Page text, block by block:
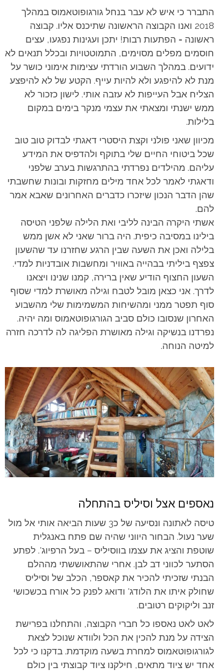
התברר כי איש לא עבר בנחל גורגופוטאמוס במהלך
2018 ואנו הקבוצה הראשונה שתיכנס אליו. קבוצה
ראשונה = הפתעות רבות! יתכן ועגינות נפגעו, עצים
חוסמים מפלים מסוימים, התמוטטויות ובכלל תנאים לא
ידועים. במהלך השבוע הורדתי עצימות אימוני כושר על
מנת לא להיפגע ולא להיות עייף. הקטע של לא להיפצע
הצליח אבל העייפות לא עזבה אותי. לישון כזכור לא
ממש ישנתי ומצאתי את עצמי מנקר בימים במקום
בלילות.
מכיוון שאני פולני וקצת היסטרי דאגתי לבדוק טוב טוב
שכל ביטוחי החיים שלי בתוקף ולהדפיס את המידע
עליהם. מהילדים נפרדתי בהתרגשות בערב שלפני
ודאגתי לאמר לכל אחד מילים מחזקות ובונות שחשבתי
שהן הדבר הנכון שיזכרו כדברים האחרונים שאבא אמר
להם.
אשתי היקרה הבינה לליבי ואת הלילה שלפני הטיסה
בילינו במסיבה כיפית. היה ברור שאני לא אשן ממש
בלילה ואכן את השעה שבין הרגע שחזרנו עד שהשעון
צפצף ביליתי בבהייה באוויר ומחשבות אובדניות למדי.
השעון החצוף הודיע שאין ברירה, קמנו שנינו ויצאנו
לדרך. אני כצאן מובל לטבח וגילה מאושרת למדי שסוף
סוף תפטר ממני ומהשיחות המשמימות שלי מהשבוע
האחרון שנסובו כולם סביב הגורגופוטאמוס ומה יהיה.
נפרדנו בנשיקה וגילה מאושרת הפליגה לה לדרכה חזרה
למיטה הנוחה.
נאספים אצל וסיליס בהתחלה
טיסה לאתונה ונסיעה של כ3 שעות הביאה אותי אל מול
שער נעול. הבחור היווני שהיה שם פתח באנגלית
שוטפת והציג את עצמו בווסיליס – בעל הרפיוג'. לפתע
הסתער לכווני דב לבן. אחרי שהתאוששתי מההלם
הבנתי שזכיתי להכיר את קאספר, הכלב של וסיליס
שחולק איתו את הלודג' ודואג לפנק כל אורח בכשכושי
זנב וליקוקים רטובים.
לאט לאט נאספו כל חברי הקבוצה, והתחלנו בפרישת
הצידה על מנת להכין את הכל ולוודא שנוכל לצאת
לגורגופוטאמוס למחרת בשעה מוקדמת. בדקנו כי לכל
אחד יש ציוד מתאים, חילקנו ציוד קבוצתי בין כולם